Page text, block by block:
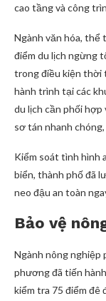
cao tầng và công
Ngành văn hóa, thể
điểm du lịch ngừng
trong điều kiện thời
hành trình tại các
du lịch cần phối
sơ tán nhanh
Kiểm soát tình hình
biển, thành phố đã
neo đậu an toàn
Bảo vệ
Ngành nông nghiệp
phương đã tiến
kiểm tra 75 điểm đê